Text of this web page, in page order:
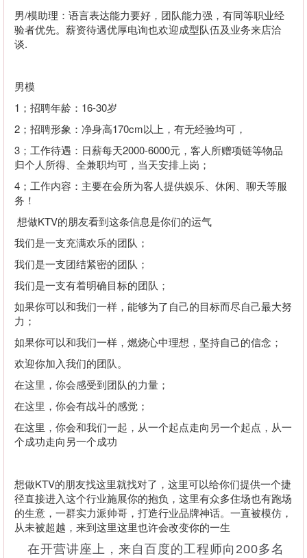
男/模助理：语言表达能力要好，团队能力强，有同等职业经
验者优先。薪资待遇优厚电询也欢迎成型队伍及业务来店洽
谈.
男模
1；招聘年龄：16-30岁
2；招聘形象：净身高170cm以上，有无经验均可，
3；工作待遇：日薪每天2000-6000元，客人所赠项链等物品
归个人所得、全兼职均可，当天安排上岗；
4；工作内容：主要在会所为客人提供娱乐、休闲、聊天等服
务！
想做KTV的朋友看到这条信息是你们的运气
我们是一支充满欢乐的团队；
我们是一支团结紧密的团队；
我们是一支有着明确目标的团队；
如果你可以和我们一样，能够为了自己的目标而尽自己最大努
力；
如果你可以和我们一样，燃烧心中理想，坚持自己的信念；
欢迎你加入我们的团队。
在这里，你会感受到团队的力量；
在这里，你会有战斗的感觉；
在这里，你会和我们一起，从一个起点走向另一个起点，从一
个成功走向另一个成功
想做KTV的朋友找这里就找对了，这里可以给你们提供一个捷
径直接进入这个行业施展你的抱负，这里有众多住场也有跑场
的生意，一群实力派帅哥，打造行业品牌神话。一直被模仿，
从未被超越，来到这里这里也许会改变你的一生
在开营讲座上，来自百度的工程师向200多名